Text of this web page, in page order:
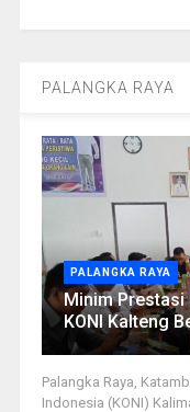
PALANGKA RAYA
PALANGKA RAYA
Minim Prestasi
KONI Kalteng
Palangka Raya,
Indonesia (KONI)